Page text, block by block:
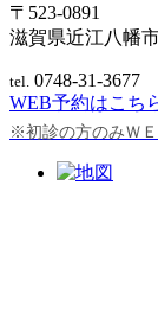
〒523-0891
滋賀県近江八幡
tel. 0748-31-3677
WEB予約はこち
※初診の方のみＷ